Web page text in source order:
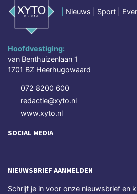
Nieuws | Sport |
Hoofdvestiging:
van Benthuizenlaan 1
1701 BZ Heerhugowaard
072 8200 600
redactie@xyto.nl
www.xyto.nl
SOCIAL MEDIA
NIEUWSBRIEF AANMELDEN
Schrijf je in voor onze nieuwsbrief en